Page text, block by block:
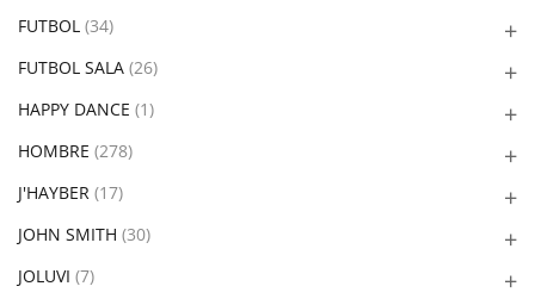
FUTBOL (34)
FUTBOL SALA (26)
HAPPY DANCE (1)
HOMBRE (278)
J'HAYBER (17)
JOHN SMITH (30)
JOLUVI (7)